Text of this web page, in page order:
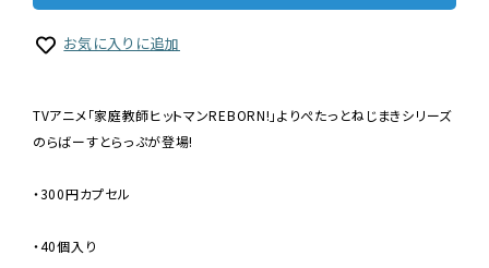
お気に入りに追加
TVアニメ「家庭教師ヒットマンREBORN!」よりぺたっとねじまきシリーズ
のらばーすとらっぷが登場!
・300円カプセル
・40個入り